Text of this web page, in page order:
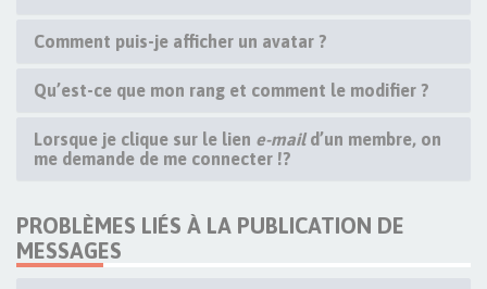
Comment puis-je afficher un avatar ?
Qu’est-ce que mon rang et comment le modifier ?
Lorsque je clique sur le lien e-maild’un membre, on
me demande de me connecter !?
PROBLÈMES LIÉS À LA PUBLICATION DE
MESSAGES